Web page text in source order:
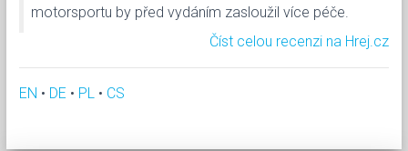
motorsportu by před vydáním zasloužil více péče.
Číst celou recenzi na Hrej.cz
EN • DE • PL • CS